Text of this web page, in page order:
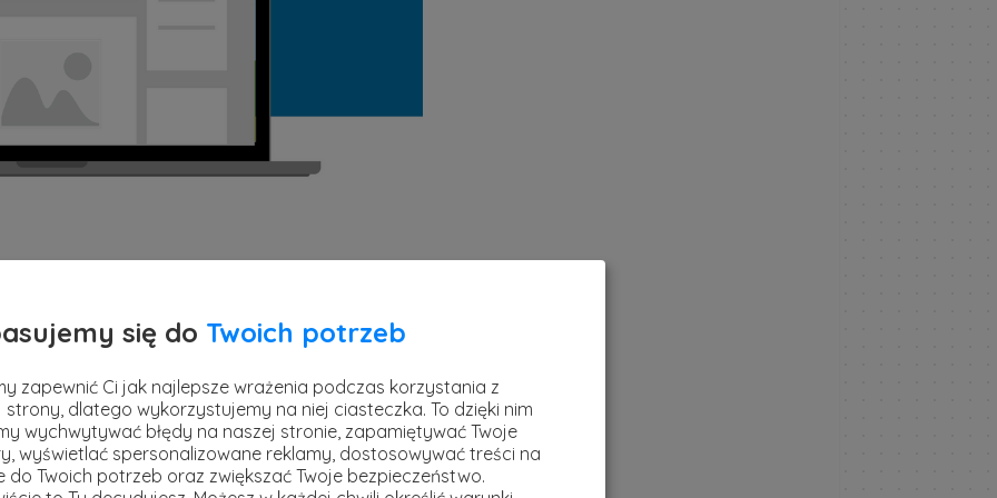
Nawiązane znajomości mogą
kontrakty czy dostarczyć wielu pomysłów na
coraz wyższą pozycję, powinno się stale
sposobów. Najpierw jednak zastanów
się do Twoich potrzeb
zapewnić Ci jak najlepsze wrażenia podczas korzystania z
strony, dlatego wykorzystujemy na niej ciasteczka. To dzięki nim
wychwytywać błędy na naszej stronie, zapamiętywać Twoje
wyświetlać spersonalizowane reklamy, dostosowywać treści na
do Twoich potrzeb oraz zwiększać Twoje bezpieczeństwo.